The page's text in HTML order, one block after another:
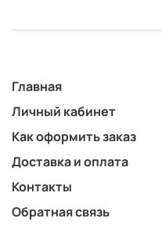
Главная
Личный кабинет
Как оформить заказ
Доставка и оплата
Контакты
Обратная связь